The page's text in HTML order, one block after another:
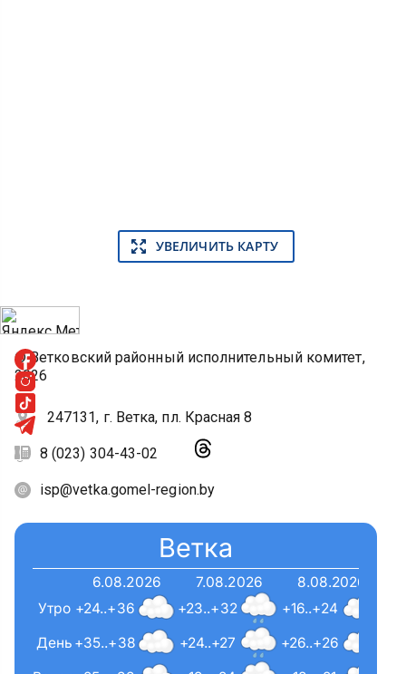
УВЕЛИЧИТЬ КАРТУ
© Ветковский районный исполнительный комитет,
2026
247131, г. Ветка, пл. Красная 8
8 (023) 304-43-02
isp@vetka.gomel-region.by
Ветка
6.08.2026
+24..+36
+35..+38
7.08.2026
+23..+32
+24..+27
8.08.2026
+16..+24
+26..+26
День
Утро